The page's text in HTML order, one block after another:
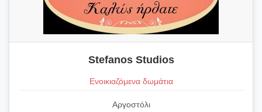
Stefanos Studios
Ενοικιαζόμενα δωμάτια
Αργοστόλι